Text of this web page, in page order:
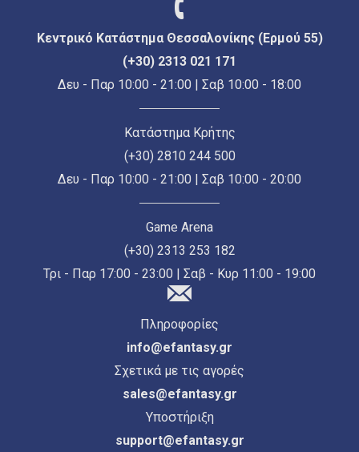
Κεντρικό Κατάστημα Θεσσαλονίκης (Ερμού 55)
(+30) 2313 021 171
Δευ - Παρ 10:00 - 21:00 | Σαβ 10:00 - 18:00
Κατάστημα Κρήτης
(+30) 2810 244 500
Δευ - Παρ 10:00 - 21:00 | Σαβ 10:00 - 20:00
Game Arena
(+30) 2313 253 182
Τρι - Παρ 17:00 - 23:00 | Σαβ - Κυρ 11:00 - 19:00
Πληροφορίες
info@efantasy.gr
Σχετικά με τις αγορές
sales@efantasy.gr
Υποστήριξη
support@efantasy.gr